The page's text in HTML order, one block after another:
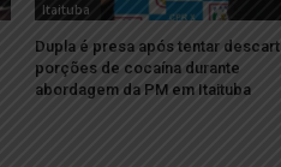
Itaituba
Dupla é presa após tentar
porções de cocaína durante
abordagem da PM em Itaituba